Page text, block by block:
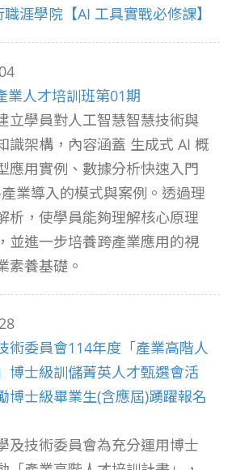
涯學院【AI 工具實戰必修課】
業人才培訓班第01期
立學員對人工智慧智慧技術與
識架構，內容涵蓋 生成式 AI 概
應用實例、數據分析快速入門
業導入的模式與案例。透過理
析，使學員能夠理解核心原理
並進一步培養跨產業應用的視
素養基礎。
術委員會114年度「產業高階人
博士級訓儲菁英人才甄選會活
博士級畢業生(含應屆)踴躍報名
及技術委員會為充分運用博士